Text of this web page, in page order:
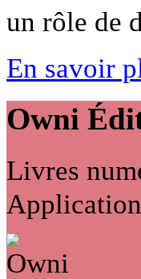
un rôle de
En savoir
Owni
Livres